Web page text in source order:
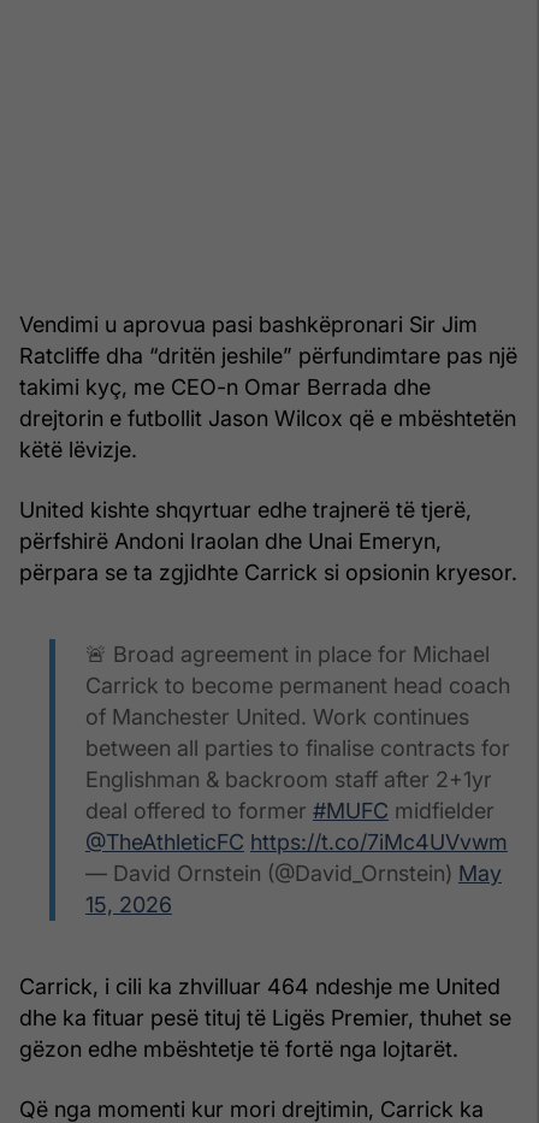
Vendimi u aprovua pasi bashkëpronari Sir Jim
Ratcliffe dha “dritën jeshile” përfundimtare pas një
takimi kyç, me CEO-n Omar Berrada dhe
drejtorin e futbollit Jason Wilcox që e mbështetën
këtë lëvizje.
United kishte shqyrtuar edhe trajnerë të tjerë,
përfshirë Andoni Iraolan dhe Unai Emeryn,
përpara se ta zgjidhte Carrick si opsionin kryesor.
🚨 Broad agreement in place for Michael
Carrick to become permanent head coach
of Manchester United. Work continues
between all parties to finalise contracts for
Englishman & backroom staff after 2+1yr
deal offered to former #MUFC midfielder
@TheAthleticFC https://t.co/7iMc4UVvwm
— David Ornstein (@David_Ornstein) May
15, 2026
Carrick, i cili ka zhvilluar 464 ndeshje me United
dhe ka fituar pesë tituj të Ligës Premier, thuhet se
gëzon edhe mbështetje të fortë nga lojtarët.
Që nga momenti kur mori drejtimin, Carrick ka